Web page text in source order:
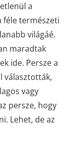
a
féle természeti
világáé.
maradtak
ide. Persze a
választották,
vagy
persze, hogy
Lehet, de az